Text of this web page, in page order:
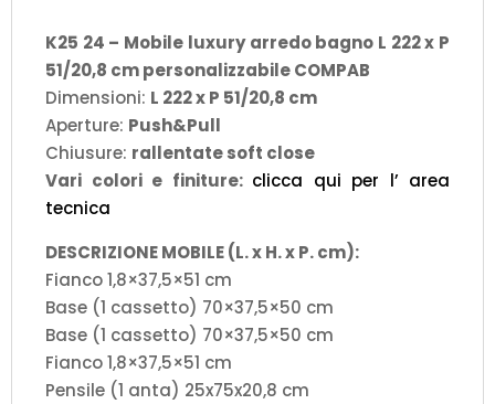
K25 24 – Mobile luxury arredo bagno L 222 x P
51/20,8 cm personalizzabile COMPAB
Dimensioni: L 222 x P 51/20,8 cm
Aperture: Push&Pull
Chiusure: rallentate soft close
Vari colori e finiture: clicca qui per l’ area
tecnica
DESCRIZIONE MOBILE (L. x H. x P. cm):
Fianco 1,8×37,5×51 cm
Base (1 cassetto) 70×37,5×50 cm
Base (1 cassetto) 70×37,5×50 cm
Fianco 1,8×37,5×51 cm
Pensile (1 anta) 25x75x20,8 cm